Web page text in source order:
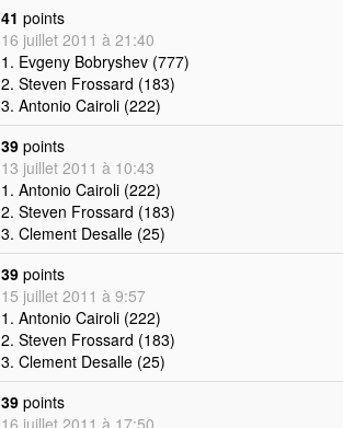
41 points
16 juillet 2011 à 21:40
1. Evgeny Bobryshev (777)
2. Steven Frossard (183)
3. Antonio Cairoli (222)
39 points
13 juillet 2011 à 10:43
1. Antonio Cairoli (222)
2. Steven Frossard (183)
3. Clement Desalle (25)
39 points
15 juillet 2011 à 9:57
1. Antonio Cairoli (222)
2. Steven Frossard (183)
3. Clement Desalle (25)
39 points
16 juillet 2011 à 17:50